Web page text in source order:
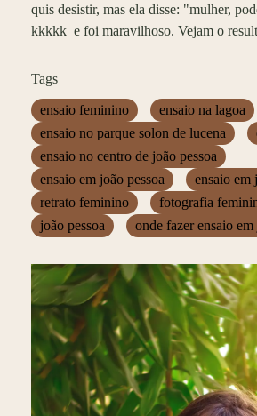
quis desistir, mas ela disse: "mulher,
kkkkk e foi maravilhoso. Vejam o
Tags
ensaio feminino
ensaio na lagoa
ensaio no parque solon de lucena
ensaio no centro de joão pessoa
ensaio em joão pessoa
ensaio em
retrato feminino
fotografia
joão pessoa
onde fazer ensaio em